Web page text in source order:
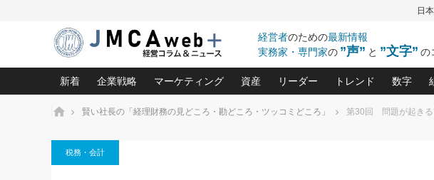
日
経営者のための最新情報
実務家・専門家の ”声” と ”文字” の
新着 企業戦略
中小企業の「１位づくり」戦略(96)
利益を最大化する「業務改善」横田尚哉氏(5)
マーケティング 資産 リーダー トレンド 数字
ホーム 賢い社長の「経理財務の見どころ・勘どころ・ツッコミどころ」 第30回 問題が起きる
税務・会計